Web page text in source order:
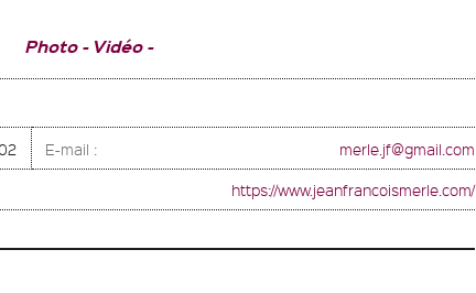
Photo Vidéo
E-mail : merle.jf@gmail.com
https://www.jeanfrancoismerle.com/